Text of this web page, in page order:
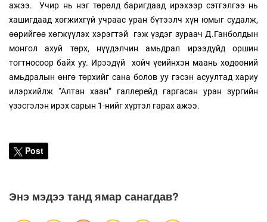
ажээ. Учир нь нэг төрөлд баригдаад ирэхээр сэтгэлгээ нь
хашигдаад хөгжихгүй учраас уран бүтээлч хүн юмыг судалж,
өөрийгөө хөгжүүлэх хэрэгтэй гэж үздэг зураач Д.Ганболдын
монгол ахуй төрх, нүүдэлчин амьдрал ирээдүйд оршин
тогтносоор байх уу. Ирээдүй хойч үеийнхэн маань хөдөөний
амьдралын өнгө төрхийг сана болов уу гэсэн асуултад хариу
илэрхийлж “Алтан хаан” галлерейд гаргасан уран зургийн
үзэсгэлэн ирэх сарын 1-нийг хүртэл гарах ажээ.
Post
Энэ мэдээ танд ямар санагдав?